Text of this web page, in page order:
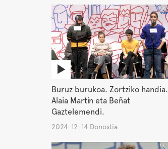
Buruz burukoa. Zortziko handia.
Alaia Martin eta Beñat
Gaztelemendi.
2024-12-14 Donostia